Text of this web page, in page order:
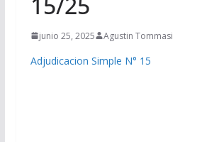
junio 25, 2025 Agustin Tommasi
Adjudicacion Simple N° 15